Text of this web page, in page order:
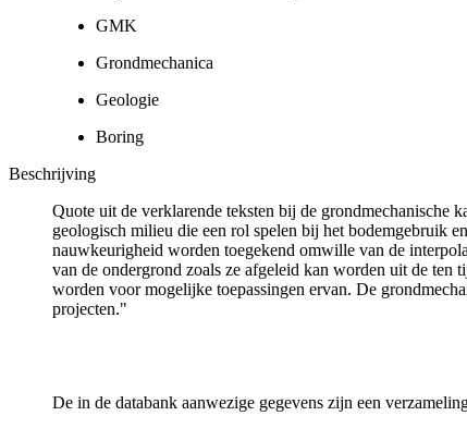
GMK
Grondmechanica
Geologie
Boring
Beschrijving
Quote uit de verklarende teksten bij de grondmechanische
geologisch milieu die een rol spelen bij het bodemgebruik
nauwkeurigheid worden toegekend omwille van de
van de ondergrond zoals ze afgeleid kan worden uit de ten
worden voor mogelijke toepassingen ervan. De
projecten."
De in de databank aanwezige gegevens zijn een